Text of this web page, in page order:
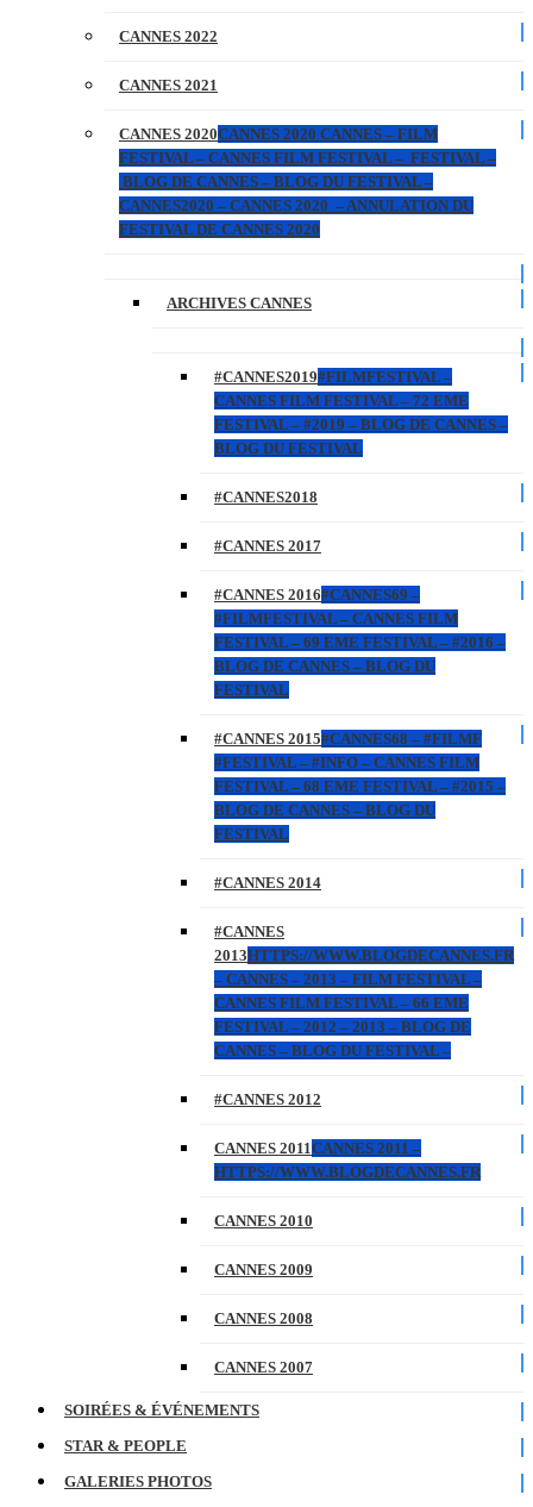
CANNES 2022
CANNES 2021
CANNES 2020CANNES 2020 CANNES – FILM
FESTIVAL – CANNES FILM FESTIVAL – FESTIVAL –
BLOG DE CANNES – BLOG DU FESTIVAL –
CANNES2020 – CANNES 2020 – ANNULATION DU
FESTIVAL DE CANNES 2020
ARCHIVES CANNES
#CANNES2019#FILMFESTIVAL –
CANNES FILM FESTIVAL – 72 EME
FESTIVAL – #2019 – BLOG DE CANNES –
BLOG DU FESTIVAL
#CANNES2018
#CANNES 2017
#CANNES 2016#CANNES69 –
#FILMFESTIVAL – CANNES FILM
FESTIVAL – 69 EME FESTIVAL – #2016 –
BLOG DE CANNES – BLOG DU
FESTIVAL
#CANNES 2015#CANNES68 – #FILMF
#FESTIVAL – #INFO – CANNES FILM
FESTIVAL – 68 EME FESTIVAL – #2015 –
BLOG DE CANNES – BLOG DU
FESTIVAL
#CANNES 2014
#CANNES
2013HTTPS://WWW.BLOGDECANNES.FR
– CANNES – 2013 – FILM FESTIVAL –
CANNES FILM FESTIVAL – 66 EME
FESTIVAL – 2012 – 2013 – BLOG DE
CANNES – BLOG DU FESTIVAL –
#CANNES 2012
CANNES 2011CANNES 2011 –
HTTPS://WWW.BLOGDECANNES.FR
CANNES 2010
CANNES 2009
CANNES 2008
CANNES 2007
SOIRÉES & ÉVÉNEMENTS
STAR & PEOPLE
GALERIES PHOTOS